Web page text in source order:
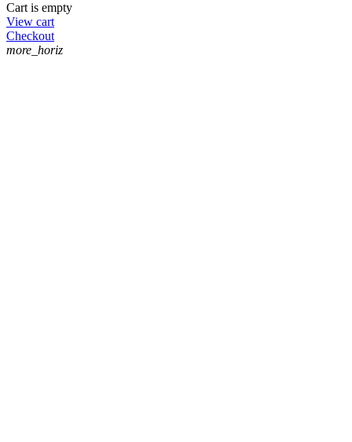
Cart is empty
View cart
Checkout
more_horiz